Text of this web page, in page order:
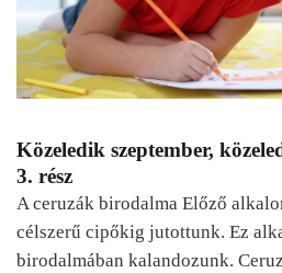
Közeledik szeptember,
3. rész
A ceruzák birodalma Előző
célszerű cipőkig jutottunk. Ez
birodalmában kalandozunk.